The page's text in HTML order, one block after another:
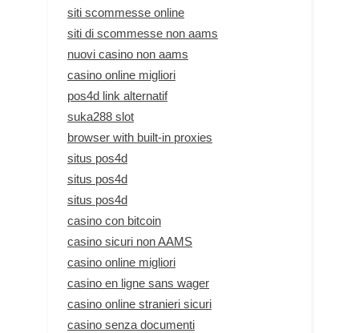
siti scommesse online
siti di scommesse non aams
nuovi casino non aams
casino online migliori
pos4d link alternatif
suka288 slot
browser with built-in proxies
situs pos4d
situs pos4d
situs pos4d
casino con bitcoin
casino sicuri non AAMS
casino online migliori
casino en ligne sans wager
casino online stranieri sicuri
casino senza documenti